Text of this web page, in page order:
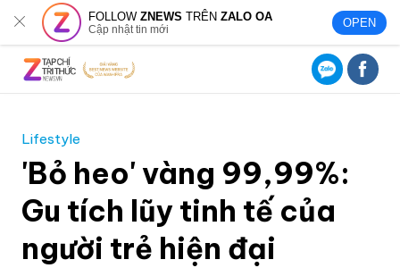
FOLLOWZNEWS TRÊNZALO OA
Cập nhật tin mới OPEN
Lifestyle
'Bỏ heo' vàng 99,99%:
Gu tích lũy tinh tế của
người trẻ hiện đại